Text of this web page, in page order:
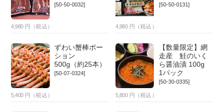
[50-50-0032]
4,980 円（税込）
[50-50-0131]
4,980 円（税込）
ずわい蟹棒ポー
ション
500g（約25本）
[50-07-0324]
5,400 円（税込）
【数量限定】網
走産 鮭のいく
ら醤油漬 100g
1パック
[50-30-0335]
5,800 円（税込）